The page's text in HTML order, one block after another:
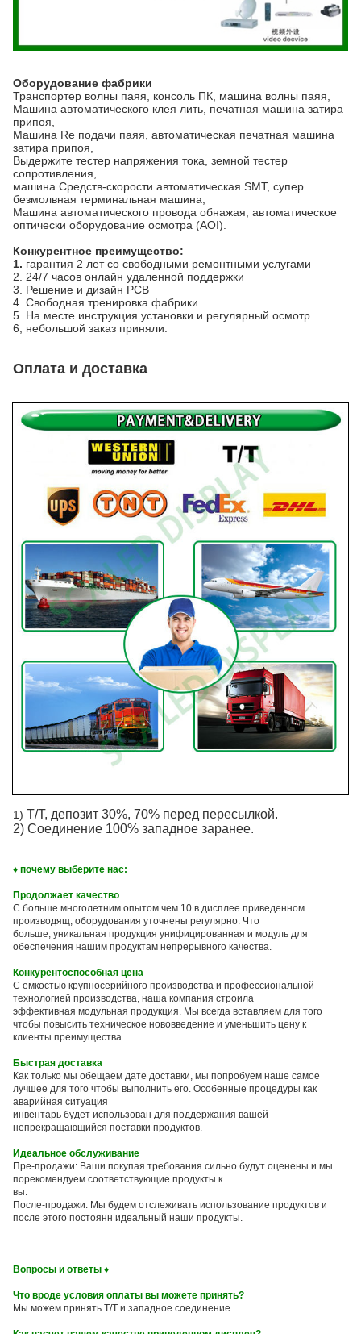
Оборудование фабрики
Транспортер волны паяя, консоль ПК, машина волны паяя,
Машина автоматического клея лить, печатная машина затира
припоя,
Машина Re подачи паяя, автоматическая печатная машина
затира припоя,
Выдержите тестер напряжения тока, земной тестер
сопротивления,
машина Средств-скорости автоматическая SMT, супер
безмолвная терминальная машина,
Машина автоматического провода обнажая, автоматическое
оптически оборудование осмотра (AOI).
Конкурентное преимущество:
1. гарантия 2 лет со свободными ремонтными услугами
2. 24/7 часов онлайн удаленной поддержки
3. Решение и дизайн PCB
4. Свободная тренировка фабрики
5. На месте инструкция установки и регулярный осмотр
6, небольшой заказ приняли.
Оплата и доставка
1) T/T, депозит 30%, 70% перед пересылкой.
2) Соединение 100% западное заранее.
♦ почему выберите нас:
Продолжает качество
С больше многолетним опытом чем 10 в дисплее приведенном
производящ, оборудования уточнены регулярно. Что
больше, уникальная продукция унифицированная и модуль для
обеспечения нашим продуктам непрерывного качества.
Конкурентоспособная цена
С емкостью крупносерийного производства и профессиональной
технологией производства, наша компания строила
эффективная модульная продукция. Мы всегда вставляем для того
чтобы повысить техническое нововведение и уменьшить цену к
клиенты преимущества.
Быстрая доставка
Как только мы обещаем дате доставки, мы попробуем наше самое
лучшее для того чтобы выполнить его. Особенные процедуры как
аварийная ситуация
инвентарь будет использован для поддержания вашей
непрекращающийся поставки продуктов.
Идеальное обслуживание
Пре-продажи: Ваши покупая требования сильно будут оценены и мы
порекомендуем соответствующие продукты к
вы.
После-продажи: Мы будем отслеживать использование продуктов и
после этого постоянн идеальный наши продукты.
Вопросы и ответы ♦
Что вроде условия оплаты вы можете принять?
Мы можем принять T/T и западное соединение.